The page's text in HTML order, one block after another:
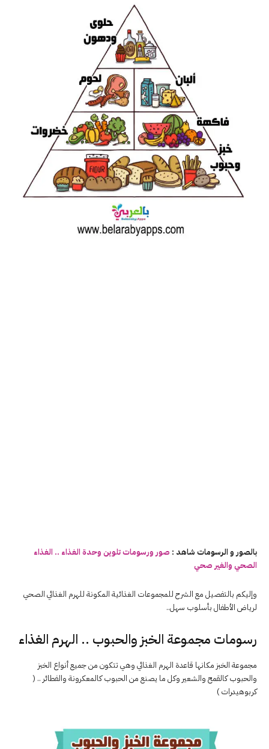
بالصور و الرسومات شاهد : صور ورسومات تلوين وحدة الغذاء .. الغذاء
الصحي والغير صحي
وإليكم بالتفصيل مع الشرح للمجموعات الغذائية المكونة للهرم الغذائي الصحي
لرياض الأطفال بأسلوب سهل..
رسومات مجموعة الخبز والحبوب .. الهرم الغذاء
مجموعة الخبز مكانها قاعدة الهرم الغذائي وهي تتكون من جميع أنواع الخبز
والحبوب كالقمح والشعير وكل ما يصنع من الحبوب كالمعكرونة والفطائر .. (
كربوهيدرات )